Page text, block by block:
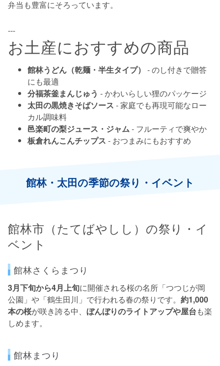
弁当も豊富にそろっています。
---
お土産におすすめの商品
館林うどん（乾麺・半生タイプ） - のし付きで贈答
にも最適
分福茶釜まんじゅう - かわいらしい狸のパッケージ
太田の黒焼きそばソース - 家庭でも再現可能なロー
カル調味料
邑楽町の梨ジュース・ジャム- フルーティで爽やか
板倉れんこんチップス - おつまみにもおすすめ
館林・太田の季節の祭り・イベント
館林市（たてばやしし）の祭り・イ
ベント
館林さくらまつり
3月下旬から4月上旬に開催される桜の名所「つつじが岡
公園」や「鶴生田川」で行われる春の祭りです。 約1,000
本の桜が咲き誇る中、 ぼんぼりのライトアップや屋台も楽
しめます。
館林まつり